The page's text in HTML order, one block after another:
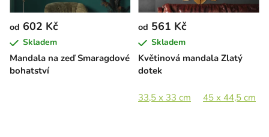
Mandala na zeď Smaragdové
bohatství
od 602 Kč
Skladem
Květinová mandala Zlatý
dotek
od 561 Kč
Skladem
33,5 x 33 cm 45 x 44,5 cm